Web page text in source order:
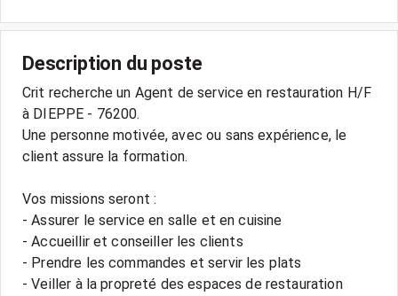
Description du poste
Crit recherche un Agent de service en restauration H/F
à DIEPPE - 76200.
Une personne motivée, avec ou sans expérience, le
client assure la formation.
Vos missions seront :
- Assurer le service en salle et en cuisine
- Accueillir et conseiller les clients
- Prendre les commandes et servir les plats
- Veiller à la propreté des espaces de restauration